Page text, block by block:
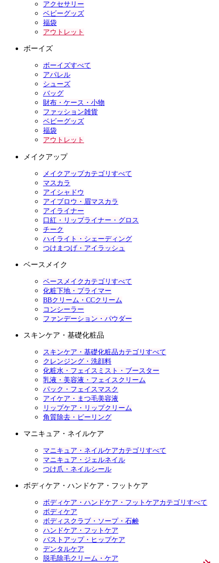
アクセサリー
ベビーグッズ
福袋
アウトレット
ボーイズ
ボーイズすべて
アパレル
シューズ
バッグ
財布・ケース・小物
ファッション雑貨
ベビーグッズ
福袋
アウトレット
メイクアップ
メイクアップカテゴリすべて
マスカラ
アイシャドウ
アイブロウ・眉マスカラ
アイライナー
口紅・リップライナー・グロス
チーク
ハイライト・シェーディング
つけまつげ・アイラッシュ
ベースメイク
ベースメイクカテゴリすべて
化粧下地・プライマー
BBクリーム・CCクリーム
コンシーラー
ファンデーション・パウダー
スキンケア・基礎化粧品
スキンケア・基礎化粧品カテゴリすべて
クレンジング・洗顔料
化粧水・フェイスミスト・ブースター
乳液・美容液・フェイスクリーム
パック・フェイスマスク
アイケア・まつ毛美容液
リップケア・リップクリーム
角質除去・ピーリング
マニキュア・ネイルケア
マニキュア・ネイルケアカテゴリすべて
マニキュア・ジェルネイル
つけ爪・ネイルシール
ボディケア・ハンドケア・フットケア
ボディケア・ハンドケア・フットケアカテゴリすべて
ボディケア
ボディスクラブ・ソープ・石鹸
ハンドケア・フットケア
バストアップ・ヒップケア
デンタルケア
脱毛除毛クリーム・ケア